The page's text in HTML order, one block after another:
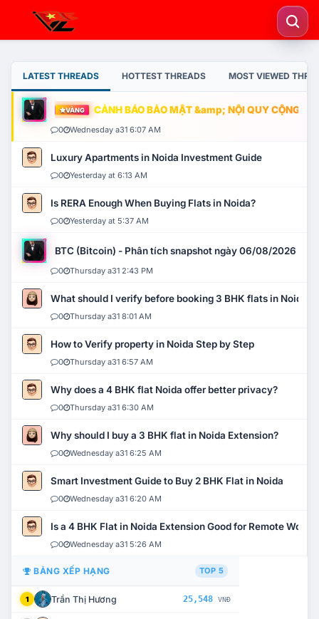
LATEST THREADS HOTTEST THREADS MOST VIEWED
VÀNG CẢNH BÁO BẢO MẬT &amp; NỘI QUY CỘNG
0 Wednesday a31 6:07 AM
Luxury Apartments in Noida Investment Guide
0 Yesterday at 6:13 AM
Is RERA Enough When Buying Flats in Noida?
0 Yesterday at 5:37 AM
BTC (Bitcoin) - Phân tích snapshot ngày 06/08/2026
0 Thursday a31 2:43 PM
What should I verify before booking 3 BHK flats in Noida?
0 Thursday a31 8:01 AM
How to Verify property in Noida Step by Step
0 Thursday a31 6:57 AM
Why does a 4 BHK flat Noida offer better privacy?
0 Thursday a31 6:30 AM
Why should I buy a 3 BHK flat in Noida Extension?
0 Wednesday a31 6:25 AM
Smart Investment Guide to Buy 2 BHK Flat in Noida
0 Wednesday a31 6:20 AM
Is a 4 BHK Flat in Noida Extension Good for Remote Work?
0 Wednesday a31 5:26 AM
BẢNG XẾP HẠNG TOP 5
1 Trần Thị Hương 25,548 VNĐ